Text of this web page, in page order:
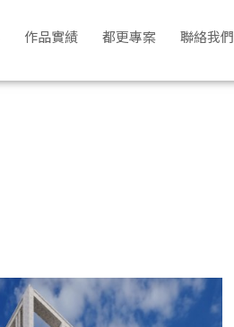
作品實績 都更專案 聯絡我們